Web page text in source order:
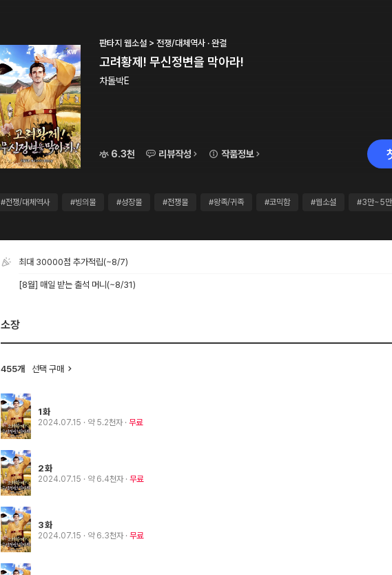
판타지 웹소설 > 전쟁/대체역사 · 완결
고려황제! 무신정변을 막아라!
차돌박E
6.3천 리뷰작성 작품정보
#전쟁/대체역사 #빙의물 #성장물 #전쟁물 #왕족/귀족 #코믹함 #웹소설 #3만~5
최대 30000점 추가적립(~8/7)
[8월] 매일 받는 출석 머니 (~8/31)
소장
455개 선택 구매
1화
2024.07.15 · 약 5.2천자 무료
2화
2024.07.15 · 약 6.4천자 무료
3화
2024.07.15 · 약 6.3천자 무료